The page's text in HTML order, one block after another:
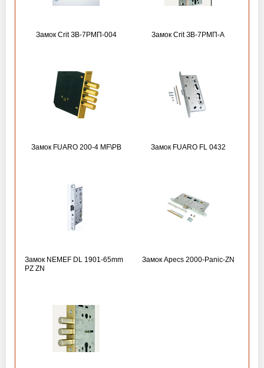
Замок Crit ЗВ-7РМП-004 Замок Crit ЗВ-7РМП-А
Замок FUARO 200-4 MF\РВ Замок FUARO FL 0432
Замок NEMEF DL 1901-65mm
PZ ZN
Замок Apecs 2000-Panic-ZN